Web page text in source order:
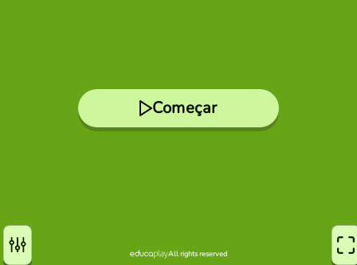
Começar
All rights reserved